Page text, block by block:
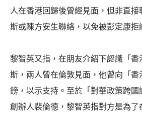
人在香港回歸後曾經見面，但非直
斯或陳方安生聯絡，以免被彭定康拒
黎智英又指，在朋友介紹下認識「
斯，兩人曾在倫敦見面，他曾向「
鎊，以示支持。至於「對華政策跨國
創辦人裴倫德，黎智英指對方是為